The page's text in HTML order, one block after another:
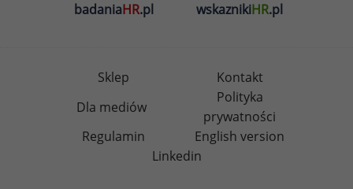
badaniaHR.pl wskaznikiHR.pl
Sklep
Kontakt
Dla mediów
Polityka
prywatności
Regulamin
English version
Linkedin